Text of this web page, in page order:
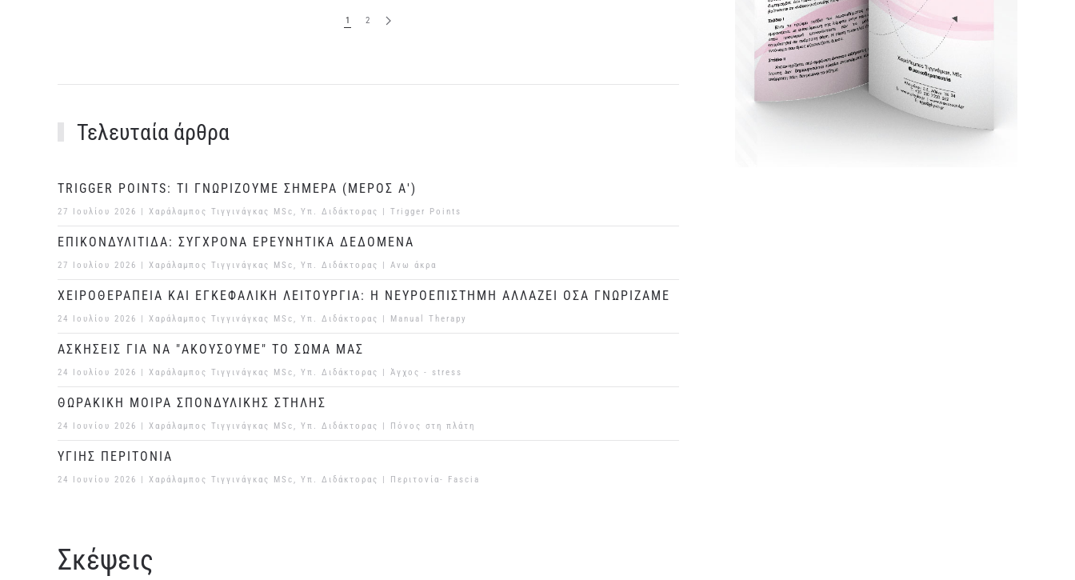
1 2
Τελευταία άρθρα
TRIGGER POINTS: ΤΙ ΓΝΩΡΙΖΟΥΜΕ ΣΗΜΕΡΑ (ΜΕΡΟΣ Α')
27 Ιουλίου 2026 | Χαράλαμπος Τιγγινάγκας MSc, Υπ. Διδάκτορας | Trigger Points
ΕΠΙΚΟΝΔΥΛΙΤΙΔΑ: ΣΥΓΧΡΟΝΑ ΕΡΕΥΝΗΤΙΚΑ ΔΕΔΟΜΕΝΑ
27 Ιουλίου 2026 | Χαράλαμπος Τιγγινάγκας MSc, Υπ. Διδάκτορας | Ανω άκρα
ΧΕΙΡΟΘΕΡΑΠΕΙΑ ΚΑΙ ΕΓΚΕΦΑΛΙΚΗ ΛΕΙΤΟΥΡΓΙΑ: Η ΝΕΥΡΟΕΠΙΣΤΗΜΗ ΑΛΛΑΖΕΙ ΟΣΑ ΓΝΩΡΙΖΑΜΕ
24 Ιουλίου 2026 | Χαράλαμπος Τιγγινάγκας MSc, Υπ. Διδάκτορας | Manual Therapy
ΑΣΚΗΣΕΙΣ ΓΙΑ ΝΑ "ΑΚΟΥΣΟΥΜΕ" ΤΟ ΣΩΜΑ ΜΑΣ
24 Ιουλίου 2026 | Χαράλαμπος Τιγγινάγκας MSc, Υπ. Διδάκτορας | Άγχος - stress
ΘΩΡΑΚΙΚΗ ΜΟΙΡΑ ΣΠΟΝΔΥΛΙΚΗΣ ΣΤΗΛΗΣ
24 Ιουνίου 2026 | Χαράλαμπος Τιγγινάγκας MSc, Υπ. Διδάκτορας | Πόνος στη πλάτη
ΥΓΙΗΣ ΠΕΡΙΤΟΝΙΑ
24 Ιουνίου 2026 | Χαράλαμπος Τιγγινάγκας MSc, Υπ. Διδάκτορας | Περιτονία- Fascia
Σκέψεις